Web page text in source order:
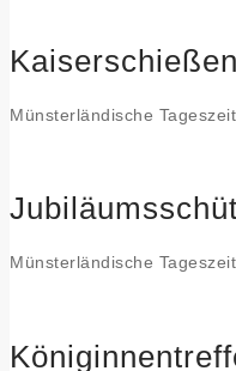
Münsterländische
Münsterländische